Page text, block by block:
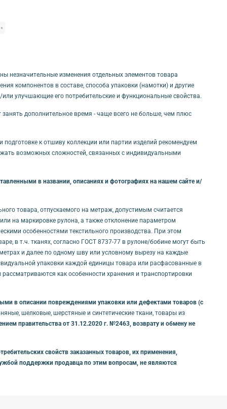
незначительные изменения отдельных элементов товара
компонентов в составе, способа упаковки (намотки) и другие
улучшающие его потребительские и функциональные свойства.
дополнительное время - чаще всего не больше, чем плюс
подготовке к отшиву коллекции или партии изделий рекомендуем
возможных сложностей, связанных с индивидуальными
в названии, описаниях и фотографиях на нашем сайте и/
товара, отпускаемого на метраж, допустимым считается
на маркировке рулона, а также отклонение параметром
особенностями текстильного производства. При этом
в т.ч. тканях, согласно ГОСТ 8737-77 в рулоне/бобине могут быть
и далее по одному шву или условному вырезу на каждые
упаковки каждой единицы товара или расфасованные в
как особенности хранения и транспортировки
в описании повреждениями упаковки или дефектами товаров (с
шелковые, шерстяные и синтетические ткани, товары из
правительства от 31.12.2020 г. №2463, возврату и обмену не
свойств заказанных товаров, их применения,
поддержки продавца по этим вопросам, не являются